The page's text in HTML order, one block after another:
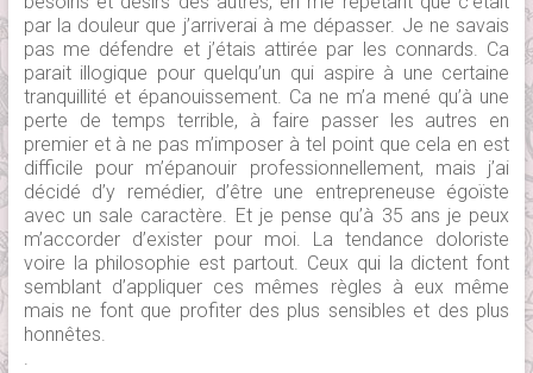
par la douleur que j’arriverai à me dépasser. Je ne savais
pas me défendre et j’étais attirée par les connards. Ca
parait illogique pour quelqu’un qui aspire à une certaine
tranquillité et épanouissement. Ca ne m’a mené qu’à une
perte de temps terrible, à faire passer les autres en
premier et à ne pas m’imposer à tel point que cela en est
difficile pour m’épanouir professionnellement, mais j’ai
décidé d’y remédier, d’être une entrepreneuse égoïste
avec un sale caractère. Et je pense qu’à 35 ans je peux
m’accorder d’exister pour moi. La tendance doloriste
voire la philosophie est partout. Ceux qui la dictent font
semblant d’appliquer ces mêmes règles à eux même
mais ne font que profiter des plus sensibles et des plus
honnêtes.
.